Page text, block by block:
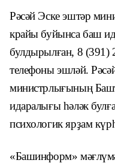
Рәсәй Эске эштәр
крайы буйынса баш
булдырылған, 8 (391)
телефоны эшләй.
министрлығының
идаралығы һәләк
психологик ярҙам
«Башинформ»